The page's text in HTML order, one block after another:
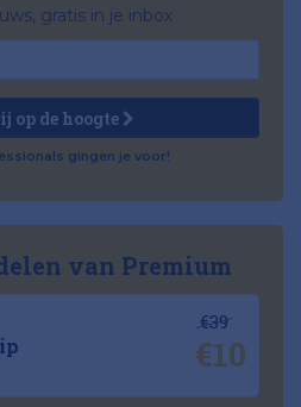
gratis in je inbox
op de hoogte
gingen je voor!
van Premium
€39
€10